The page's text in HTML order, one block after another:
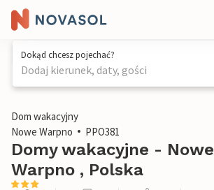
Dokąd chcesz pojechać?
Dodaj kierunek, daty, gości
1 / 21
Dom wakacyjny
Nowe Warpno
PPO381
Domy wakacyjne - Nowe
Warpno , Polska